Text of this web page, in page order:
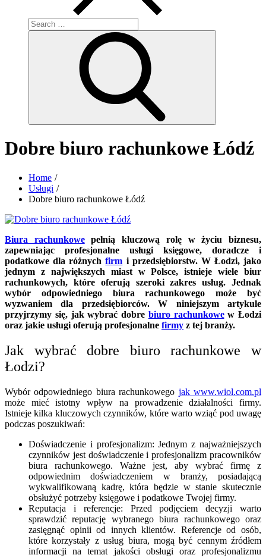
Search
for:
Dobre biuro rachunkowe Łódź
Home
Usługi
Dobre biuro rachunkowe Łódź
Biura rachunkowepełnią kluczową rolę w życiu biznesu,
zapewniając profesjonalne usługi księgowe, doradcze i
podatkowe dla różnychfirm i przedsiębiorstw. W Łodzi, jako
jednym z największych miast w Polsce, istnieje wiele biur
rachunkowych, które oferują szeroki zakres usług. Jednak
wybór odpowiedniego biura rachunkowego może być
wyzwaniem dla przedsiębiorców. W niniejszym artykule
przyjrzymy się, jak wybrać dobre biuro rachunkowew Łodzi
oraz jakie usługi oferują profesjonalne firmy z tej branży.
Jak wybrać dobre biuro rachunkowe w
Łodzi?
Wybór odpowiedniego biura rachunkowego jak www.wiol.com.pl
może mieć istotny wpływ na prowadzenie działalności firmy.
Istnieje kilka kluczowych czynników, które warto wziąć pod uwagę
podczas poszukiwań:
Doświadczenie i profesjonalizm: Jednym z najważniejszych
czynników jest doświadczenie i profesjonalizm pracowników
biura rachunkowego. Ważne jest, aby wybrać firmę z
odpowiednim doświadczeniem w branży, posiadającą
wykwalifikowaną kadrę, która będzie w stanie skutecznie
obsłużyć potrzeby księgowe i podatkowe Twojej firmy.
Reputacja i referencje: Przed podjęciem decyzji warto
sprawdzić reputację wybranego biura rachunkowego oraz
zasięgnąć opinii od innych klientów. Referencje od osób,
które korzystały z usług biura, mogą być cennym źródłem
informacji na temat jakości obsługi oraz profesjonalizmu